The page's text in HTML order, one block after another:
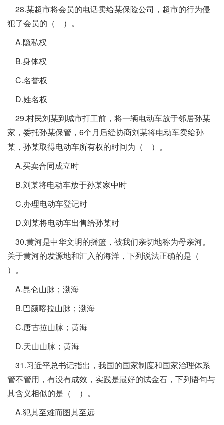
28.某超市将会员的电话卖给某保险公司，超市的行为侵
犯了会员的（ ）。
A.隐私权
B.身体权
C.名誉权
D.姓名权
29.村民刘某到城市打工前，将一辆电动车放于邻居孙某
家，委托孙某保管，6个月后经协商刘某将电动车卖给孙
某，孙某取得电动车所有权的时间为（ ）。
A.买卖合同成立时
B.刘某将电动车放于孙某家中时
C.办理电动车登记时
D.刘某将电动车出售给孙某时
30.黄河是中华文明的摇篮，被我们亲切地称为母亲河。
关于黄河的发源地和汇入的海洋，下列说法正确的是（
）。
A.昆仑山脉；渤海
B.巴颜喀拉山脉；渤海
C.唐古拉山脉；黄海
D.天山山脉；黄海
31.习近平总书记指出，我国的国家制度和国家治理体系
管不管用，有没有成效，实践是最好的试金石，下列语句与
其含义相似的是（ ）。
A.犯其至难而图其至远